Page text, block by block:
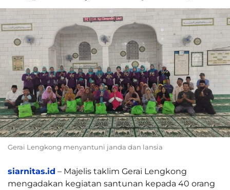
Gerai Lengkong menyantuni janda dan lansia
siarnitas.id – Majelis taklim Gerai Lengkong
mengadakan kegiatan santunan kepada 40 orang